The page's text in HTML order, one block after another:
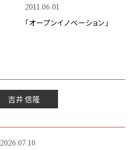
2011.06.01
「オープンイノベーション」
吉井信隆
2026.07.10